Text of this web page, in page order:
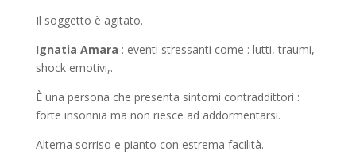
Il soggetto è agitato.
Ignatia Amara : eventi stressanti come : lutti, traumi,
shock emotivi,.
È una persona che presenta sintomi contraddittori :
forte insonnia ma non riesce ad addormentarsi.
Alterna sorriso e pianto con estrema facilità.